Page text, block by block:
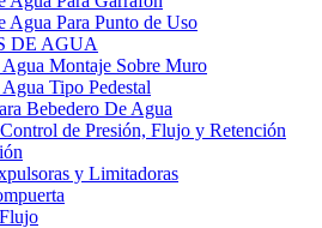
Agua Para Punto de Uso
DE AGUA
Agua Montaje Sobre Muro
Tipo Pedestal
Bebedero De Agua
de Presión, Flujo y Retención
y Limitadoras